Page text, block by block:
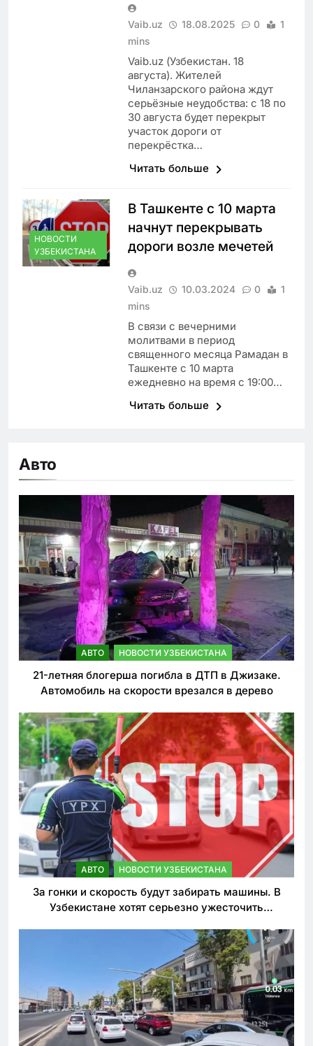
Vaib.uz 18.08.2025 0
1
mins
Vaib.uz (Узбекистан. 18
августа). Жителей
Чиланзарского района ждут
серьёзные неудобства: с 18 по
30 августа будет перекрыт
участок дороги от
перекрёстка…
Читать больше
НОВОСТИ
УЗБЕКИСТАНА
В Ташкенте с 10 марта
начнут перекрывать
дороги возле мечетей
Vaib.uz 10.03.2024 0
1
mins
В связи с вечерними
молитвами в период
священного месяца Рамадан в
Ташкенте с 10 марта
ежедневно на время с 19:00…
Читать больше
Авто
АВТО НОВОСТИ УЗБЕКИСТАНА
21-летняя блогерша погибла в ДТП в Джизаке.
Автомобиль на скорости врезался в дерево
АВТО НОВОСТИ УЗБЕКИСТАНА
За гонки и скорость будут забирать машины. В
Узбекистане хотят серьезно ужесточить